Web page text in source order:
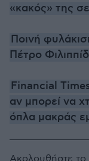
«κακός» της
Ποινή
Πέτρο
Financial
αν μπορεί να
όπλα μακράς